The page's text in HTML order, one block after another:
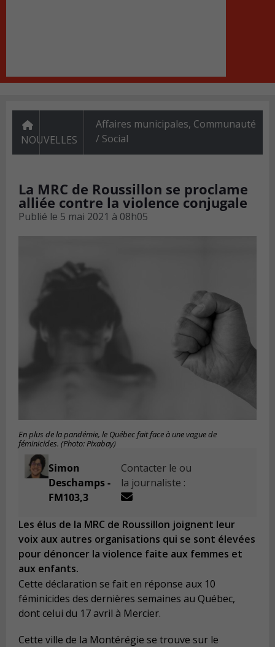
NOUVELLES
Affaires municipales, Communauté
/ Social
La MRC de Roussillon se proclame
alliée contre la violence conjugale
Publié le 5 mai 2021 à 08h05
En plus de la pandémie, le Québec fait face à une vague de
féminicides. (Photo: Pixabay)
Simon
Deschamps -
FM103,3
Contacter le ou
la journaliste :
Les élus de la MRC de Roussillon joignent leur
voix aux autres organisations qui se sont élevées
pour dénoncer la violence faite aux femmes et
aux enfants.
Cette déclaration se fait en réponse aux 10
féminicides des dernières semaines au Québec,
dont celui du 17 avril à Mercier.
Cette ville de la Montérégie se trouve sur le